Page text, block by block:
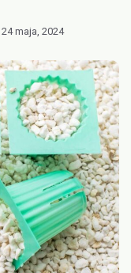
24 maja, 2024